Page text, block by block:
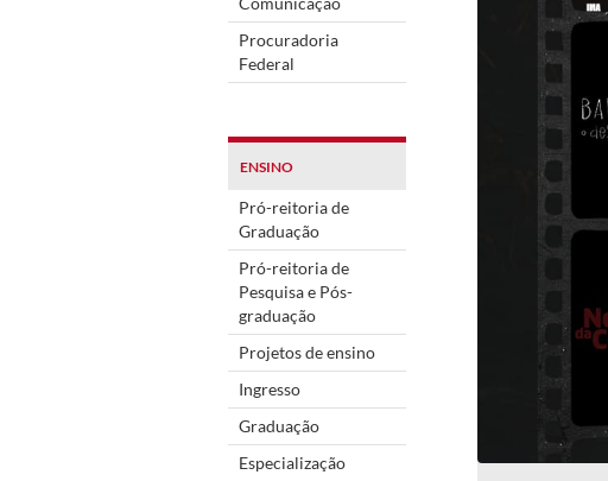
Procuradoria
Federal
ENSINO
Pró-reitoria de
Graduação
Pró-reitoria de
Pesquisa e Pós-
graduação
Projetos de ensino
Ingresso
Graduação
Especialização